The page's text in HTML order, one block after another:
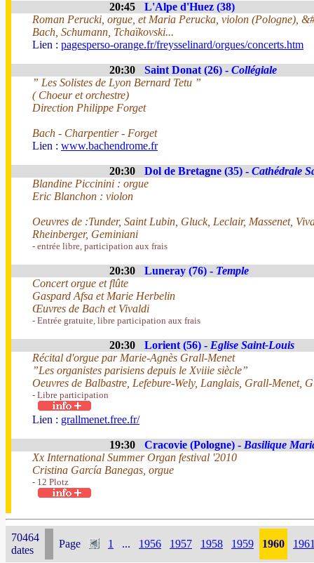
20:45
L'Alpe d'Huez (38)
Roman Perucki, orgue, et Maria Perucka, violon (Pologne),
Bach, Schumann, Tchaïkovski...
Lien : pagesperso-orange.fr/freysselinard/orgues/concerts.htm
20:30 Saint Donat (26) - Collégiale
” Les Solistes de Lyon Bernard Tetu ”
( Choeur et orchestre)
Direction Philippe Forget
Bach - Charpentier - Forget
Lien : www.bachendrome.fr
20:30 Dol de Bretagne (35) - Cathédrale
Blandine Piccinini : orgue
Eric Blanchon : violon
Oeuvres de :Tunder, Saint Lubin, Gluck, Leclair, Massenet,
Rheinberger, Geminiani
- entrée libre, participation aux frais
20:30 Luneray (76) - Temple
Concert orgue et flûte
Gaspard Afsa et Marie Herbelin
Œuvres de Bach et Vivaldi
- Entrée gratuite, libre participation aux frais
20:30 Lorient (56) - Eglise Saint-Louis
Récital d'orgue par Marie-Agnès Grall-Menet
”Les organistes parisiens depuis le Xviiie siècle”
Oeuvres de Balbastre, Lefebure-Wely, Langlais, Grall-Menet,
- Libre participation
Lien : grallmenet.free.fr/
19:30 Cracovie (Pologne) - Basilique
Xx International Summer Organ festival '2010
Cristina García Banegas, orgue
- 12 Plotz
70464
dates
Page 1 ... 1956 1957 1958 1959 1960